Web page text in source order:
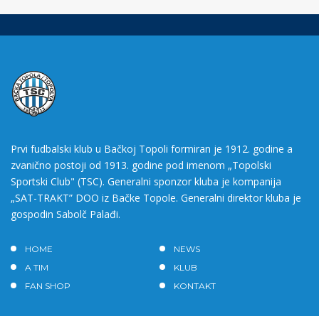
Prvi fudbalski klub u Bačkoj Topoli formiran je 1912. godine a
zvanično postoji od 1913. godine pod imenom „Topolski
Sportski Club" (TSC). Generalni sponzor kluba je kompanija
„SAT-TRAKT” DOO iz Bačke Topole. Generalni direktor kluba je
gospodin Sabolč Palađi.
HOME
NEWS
A TIM
KLUB
FAN SHOP
KONTAKT